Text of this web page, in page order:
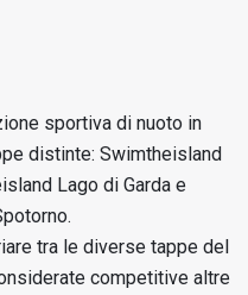
sportiva di nuoto in
distinte: Swimtheisland
Lago di Garda e
tra le diverse tappe del
competitive altre